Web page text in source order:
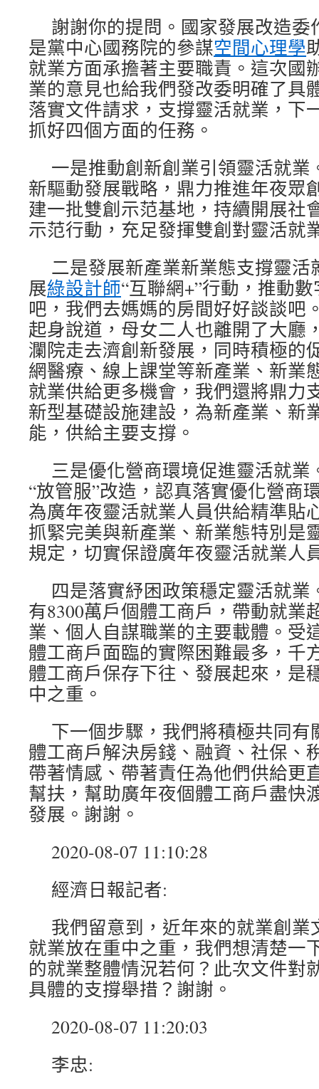
謝謝你的提問。國家發展改造
是黨中心國務院的參謀空間心理學
就業方面承擔著主要職責。這次國
業的意見也給我們發改委明確了具
落實文件請求，支撐靈活就業，下
抓好四個方面的任務。
一是推動創新創業引領靈活就
新驅動發展戰略，鼎力推進年夜眾
建一批雙創示范基地，持續開展社
示范行動，充足發揮雙創對靈活就
二是發展新產業新業態支撐靈
展綠設計師“互聯網+”行動，推動
吧，我們去媽媽的房間好好談談吧
起身說道，母女二人也離開了大廳
瀾院走去濟創新發展，同時積極的
網醫療、線上課堂等新產業、新業
就業供給更多機會，我們還將鼎力
新型基礎設施建設，為新產業、新
能，供給主要支撐。
三是優化營商環境促進靈活就業
“放管服”改造，認真落實優化營商
為廣年夜靈活就業人員供給精準貼
抓緊完美與新產業、新業態特別是
規定，切實保證廣年夜靈活就業人
四是落實紓困政策穩定靈活就
有8300萬戶個體工商戶，帶動就業
業、個人自謀職業的主要載體。受
體工商戶面臨的實際困難最多，千
體工商戶保存下往、發展起來，是
中之重。
下一個步驟，我們將積極共同
體工商戶解決房錢、融資、社保、
帶著情感、帶著責任為他們供給更
幫扶，幫助廣年夜個體工商戶盡快
發展。謝謝。
2020-08-07 11:10:28
經濟日報記者:
我們留意到，近年來的就業創
就業放在重中之重，我們想清楚一
的就業整體情況若何？此次文件對
具體的支撐舉措？謝謝。
2020-08-07 11:20:03
李忠: